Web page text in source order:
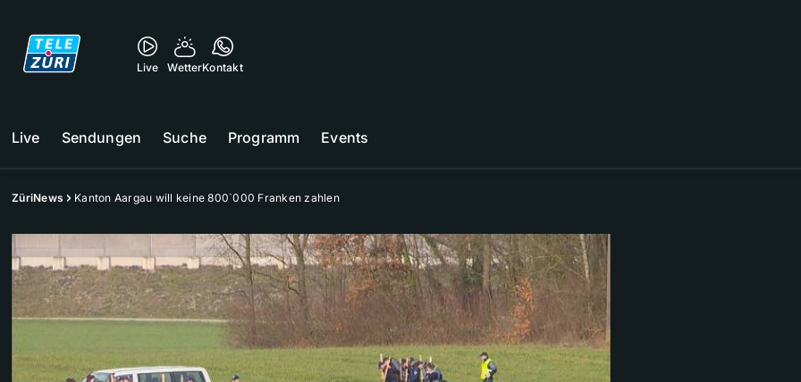
Live WetterKontakt
Live Sendungen Suche Programm Events
ZüriNews Kanton Aargau will keine 800`000 Franken zahlen